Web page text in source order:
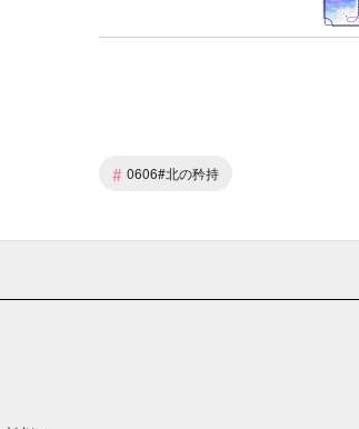
# 0606#北の矜持